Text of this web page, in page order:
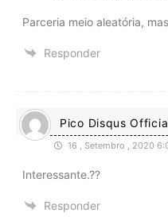
Parceria meio aleatória,
Responder
Pico Disqus
16 , Setembro , 2020
Interessante.??
Responder